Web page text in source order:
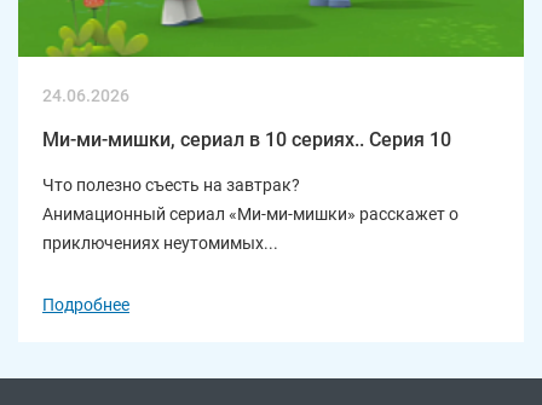
24.06.2026
Ми-ми-мишки, сериал в 10 сериях.. Серия 10
Что полезно съесть на завтрак?
Анимационный сериал «Ми-ми-мишки» расскажет о
приключениях неутомимых...
Подробнее